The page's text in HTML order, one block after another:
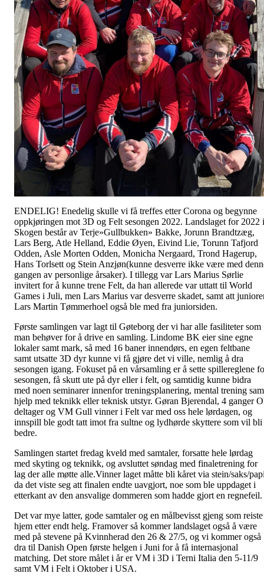
ENDELIG! Enedelig skulle vi få treffes etter Corona og begynne
oppkjøringen mot 3D og Felt sesongen 2022. Landslaget for 2022 i
Skogen består av Terje»Gullbukken» Bakke, Jorunn Brandtzæg,
Lars Berg, Atle Helland, Eddie Øyen, Eivind Lie, Torunn Tafjord
Odden, Asle Morten Odden, Monicha Nergaard, Trond Hagerup,
Hans Torlsett og Stein Anzjøn(kunne desverre ikke være med
gangen av personlige årsaker). I tillegg var Lars Marius Sørlie
invitert for å kunne trene Felt, da han allerede var uttatt til World
Games i Juli, men Lars Marius var desverre skadet, samt att
Lars Martin Tømmerhoel også ble med fra juniorsiden.
Første samlingen var lagt til Gøteborg der vi har alle fasiliteter som
man behøver for å drive en samling. Lindome BK eier sine egne
lokaler samt mark, så med 16 baner innendørs, en egen feltbane
samt utsatte 3D dyr kunne vi få gjøre det vi ville, nemlig å dra
sesongen igang. Fokuset på en vårsamling er å sette spillereglene
sesongen, få skutt ute på dyr eller i felt, og samtidig kunne bidra
med noen seminarer innenfor treningsplanering, mental trening
hjelp med teknikk eller teknisk utstyr. Gøran Bjerendal, 4 ganger
deltager og VM Gull vinner i Felt var med oss hele lørdagen, og
innspill ble godt tatt imot fra sultne og lydhørde skyttere som vil bli
bedre.
Samlingen startet fredag kveld med samtaler, forsatte hele lørdag
med skyting og teknikk, og avsluttet søndag med finaletrening for
lag der alle møtte alle.Vinner laget måtte bli kåret via stein/saks/
da det viste seg att finalen endte uavgjort, noe som ble uppdaget i
etterkant av den ansvalige dommeren som hadde gjort en regnefeil.
Det var mye latter, gode samtaler og en målbevisst gjeng som reiste
hjem etter endt helg. Framover så kommer landslaget også å være
med på stevene på Kvinnherad den 26 & 27/5, og vi kommer også
dra til Danish Open første helgen i Juni for å få internasjonal
matching. Det store målet i år er VM i 3D i Terni Italia den 5-11/9
samt VM i Felt i Oktober i USA.